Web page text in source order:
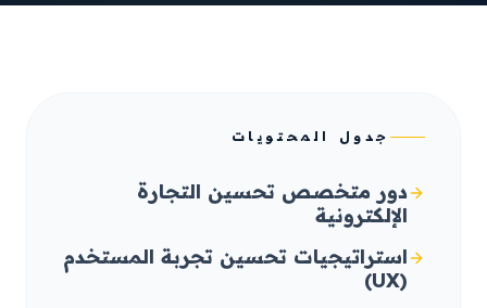
جدول المحتويات
دور متخصص تحسين التجارة
الإلكترونية
استراتيجيات تحسين تجربة المستخدم
(UX)